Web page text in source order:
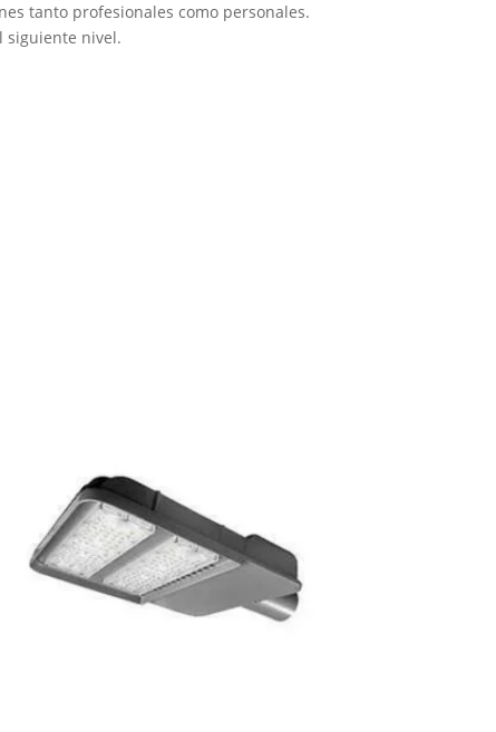
tanto profesionales como personales.
siguiente nivel.